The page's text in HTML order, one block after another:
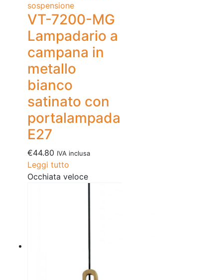
sospensione
VT-7200-MG
Lampadario a
campana in
metallo
bianco
satinato con
portalampada
E27
€44.80 IVA inclusa
Leggi tutto
Occhiata veloce